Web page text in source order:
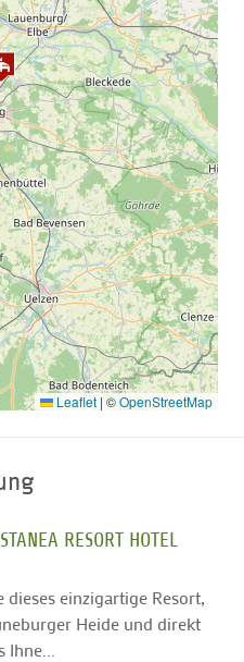
Golfamore, City Golf
Golfführer, Greenfee
des Golf-Clubs Gut
helfen mit Rat und Tat
Handicap-Stärke, die
besonderes Augenmerk
Regelmäßiges
selbstverständlich.
Chip- und Putt-
Nähe des
der eigenen Leistung und
werden regelmäßig
Leaflet | ©OpenStreetMap
RESORT HOTEL
dieses einzigartige Resort,
Heide und direkt